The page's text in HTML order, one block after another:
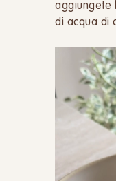
aggiungete
di acqua di